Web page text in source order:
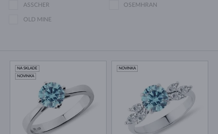
ASSCHER OSEMHRAN
OLD MINE
NA SKLADE
NOVINKA
NOVINKA